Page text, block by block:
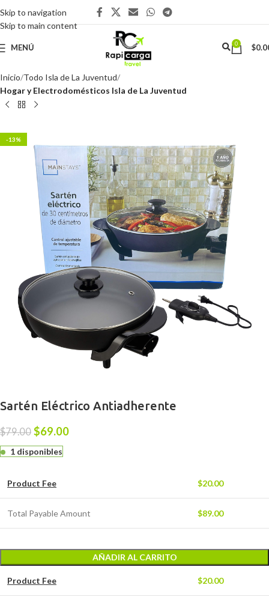
Skip to navigation
Skip to main content
MENÚ 0 $
Inicio Todo Isla de La Juventud
Hogar y Electrodomésticos Isla de La Juventud
-13%
Sartén Eléctrico Antiadherente
$79.00 $69.00
1 disponibles
Product Fee $20.00
Total Payable Amount $89.00
AÑADIR AL CARRITO
Product Fee $20.00